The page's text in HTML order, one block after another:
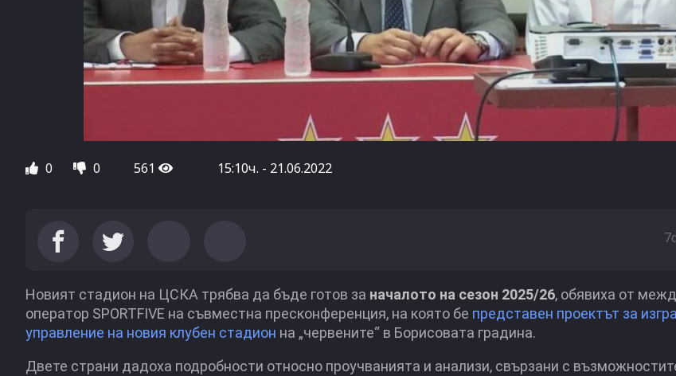
0 0 561 15:10ч. - 21.06.2022
Новият стадион на ЦСКА трябва да бъде готов за началото на сезон 2025/26, обявиха от
оператор SPORTFIVE на съвместна пресконференция, на която бе представен проектът за
управление на новия клубен стадион на „червените“ в Борисовата градина.
Двете страни дадоха подробности относно проучванията и анализи, свързани с